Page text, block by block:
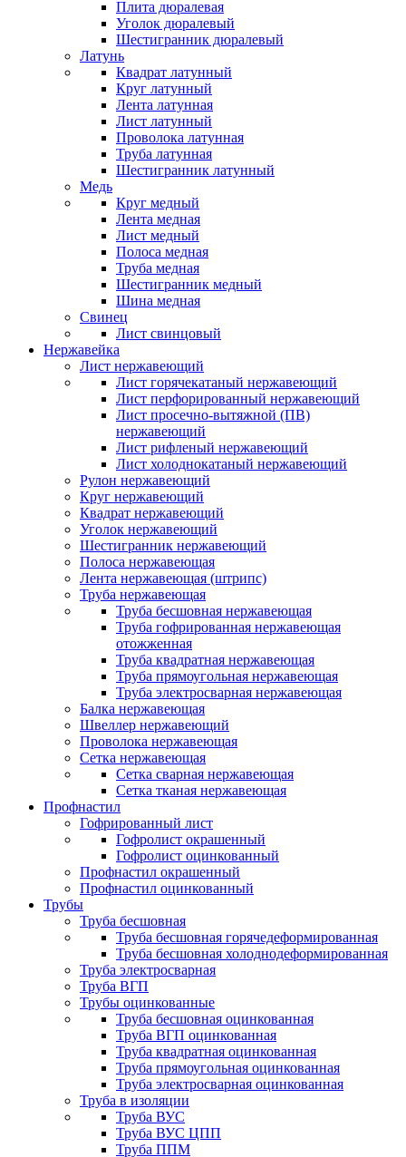
Плита дюралевая
Уголок дюралевый
Шестигранник дюралевый
Латунь
Квадрат латунный
Круг латунный
Лента латунная
Лист латунный
Проволока латунная
Труба латунная
Шестигранник латунный
Медь
Круг медный
Лента медная
Лист медный
Полоса медная
Труба медная
Шестигранник медный
Шина медная
Свинец
Лист свинцовый
Нержавейка
Лист нержавеющий
Лист горячекатаный нержавеющий
Лист перфорированный нержавеющий
Лист просечно-вытяжной (ПВ)
нержавеющий
Лист рифленый нержавеющий
Лист холоднокатаный нержавеющий
Рулон нержавеющий
Круг нержавеющий
Квадрат нержавеющий
Уголок нержавеющий
Шестигранник нержавеющий
Полоса нержавеющая
Лента нержавеющая (штрипс)
Труба нержавеющая
Труба бесшовная нержавеющая
Труба гофрированная нержавеющая
отожженная
Труба квадратная нержавеющая
Труба прямоугольная нержавеющая
Труба электросварная нержавеющая
Балка нержавеющая
Швеллер нержавеющий
Проволока нержавеющая
Сетка нержавеющая
Сетка сварная нержавеющая
Сетка тканая нержавеющая
Профнастил
Гофрированный лист
Гофролист окрашенный
Гофролист оцинкованный
Профнастил окрашенный
Профнастил оцинкованный
Трубы
Труба бесшовная
Труба бесшовная горячедеформированная
Труба бесшовная холоднодеформированная
Труба электросварная
Труба ВГП
Трубы оцинкованные
Труба бесшовная оцинкованная
Труба ВГП оцинкованная
Труба квадратная оцинкованная
Труба прямоугольная оцинкованная
Труба электросварная оцинкованная
Труба в изоляции
Труба ВУС
Труба ВУС ЦПП
Труба ППМ